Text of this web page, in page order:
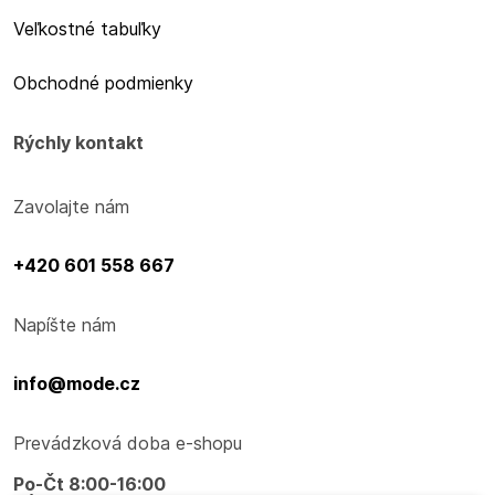
Veľkostné tabuľky
Obchodné podmienky
Rýchly kontakt
Zavolajte nám
+420 601 558 667
Napíšte nám
info@mode.cz
Prevádzková doba e-shopu
Po-Čt 8:00-16:00